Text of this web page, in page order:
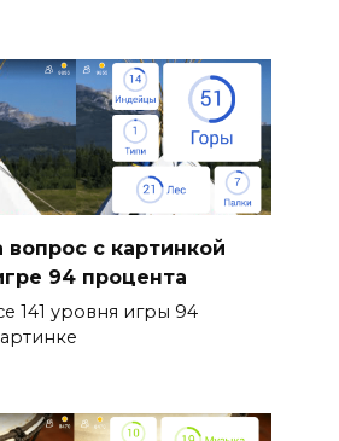
вопрос с картинкой
94 процента
141 уровня игры 94